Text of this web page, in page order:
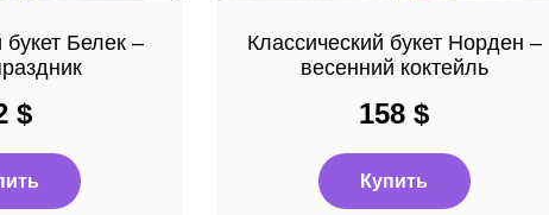
букет Белек –
$
Классический букет Норден –
весенний коктейль
158$
Купить